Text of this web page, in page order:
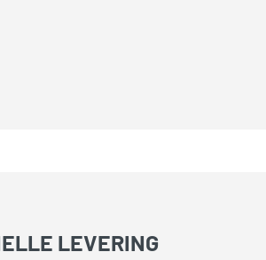
LEVERING